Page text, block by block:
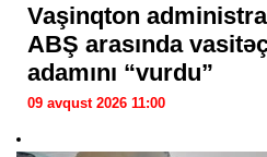
Vaşinqton
ABŞ arasında
adamını “vurdu”
09 avqust 2026 11:00